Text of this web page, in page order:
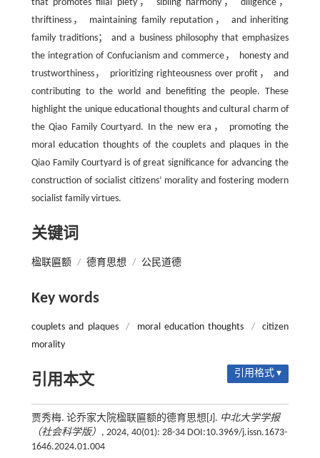
that promotes filial piety， sibling harmony， diligence，
thriftiness， maintaining family reputation， and inheriting
family traditions； and a business philosophy that emphasizes
the integration of Confucianism and commerce， honesty and
trustworthiness， prioritizing righteousness over profit， and
contributing to the world and benefiting the people. These
highlight the unique educational thoughts and cultural charm of
the Qiao Family Courtyard. In the new era， promoting the
moral education thoughts of the couplets and plaques in the
Qiao Family Courtyard is of great significance for advancing the
construction of socialist citizens’ morality and fostering modern
socialist family virtues.
关键词
楹联匾额 / 德育思想 / 公民道德
Key words
couplets and plaques / moral education thoughts /
citizen
morality
引用本文 引用格式 ▾
贾秀梅. 论乔家大院楹联匾额的德育思想[J]. 中北大学学报
（社会科学版） , 2024, 40(01): 28-34 DOI:10.3969/j.issn.1673-
1646.2024.01.004